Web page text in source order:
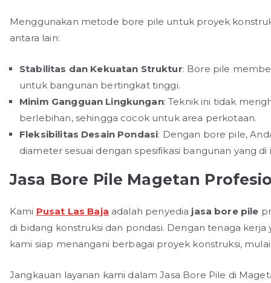
Menggunakan metode bore pile untuk proyek
antara lain:
Stabilitas dan Kekuatan Struktur: Bore pile
untuk bangunan bertingkat tinggi.
Minim Gangguan Lingkungan: Teknik ini tidak
berlebihan, sehingga cocok untuk area perkotaan.
Fleksibilitas Desain Pondasi: Dengan bore pile,
diameter sesuai dengan spesifikasi bangunan yang di
Jasa Bore Pile Magetan
Kami Pusat Las Baja adalah penyedia jasa bore pile
di bidang konstruksi dan pondasi. Dengan tenaga
kami siap menangani berbagai proyek konstruksi,
Jangkauan layanan kami dalam Jasa Bore Pile di